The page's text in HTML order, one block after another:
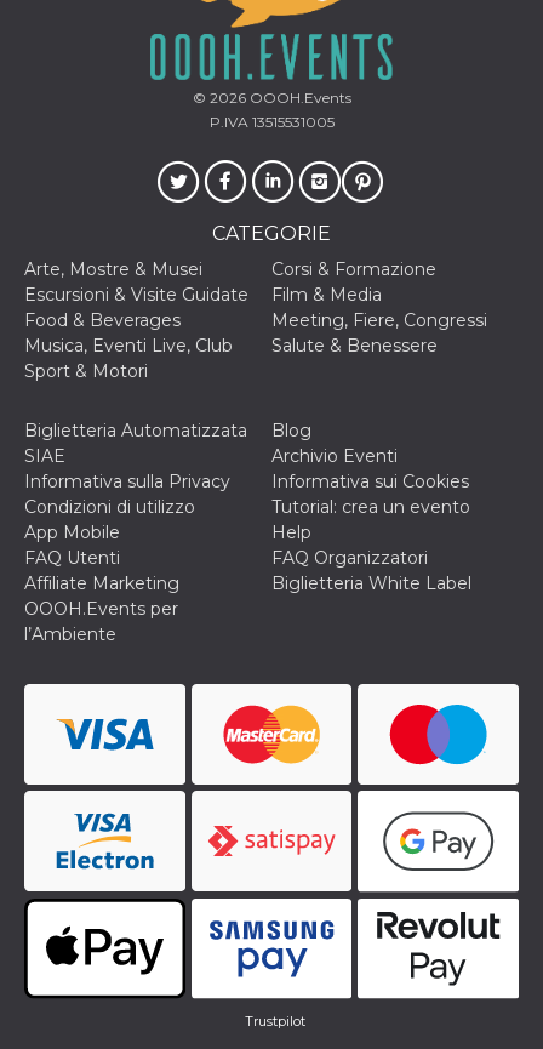
© 2026OOOH.Events
P.IVA 13515531005
CATEGORIE
Arte, Mostre & Musei
Corsi & Formazione
Escursioni & Visite Guidate
Film & Media
Food & Beverages
Meeting, Fiere, Congressi
Musica, Eventi Live, Club
Salute & Benessere
Sport & Motori
Biglietteria Automatizzata
SIAE
Blog
Archivio Eventi
Informativa sulla Privacy
Informativa sui Cookies
Condizioni di utilizzo
Tutorial: crea un evento
App Mobile
Help
FAQ Utenti
FAQ Organizzatori
Affiliate Marketing
Biglietteria White Label
OOOH.Events per
l’Ambiente
Trustpilot